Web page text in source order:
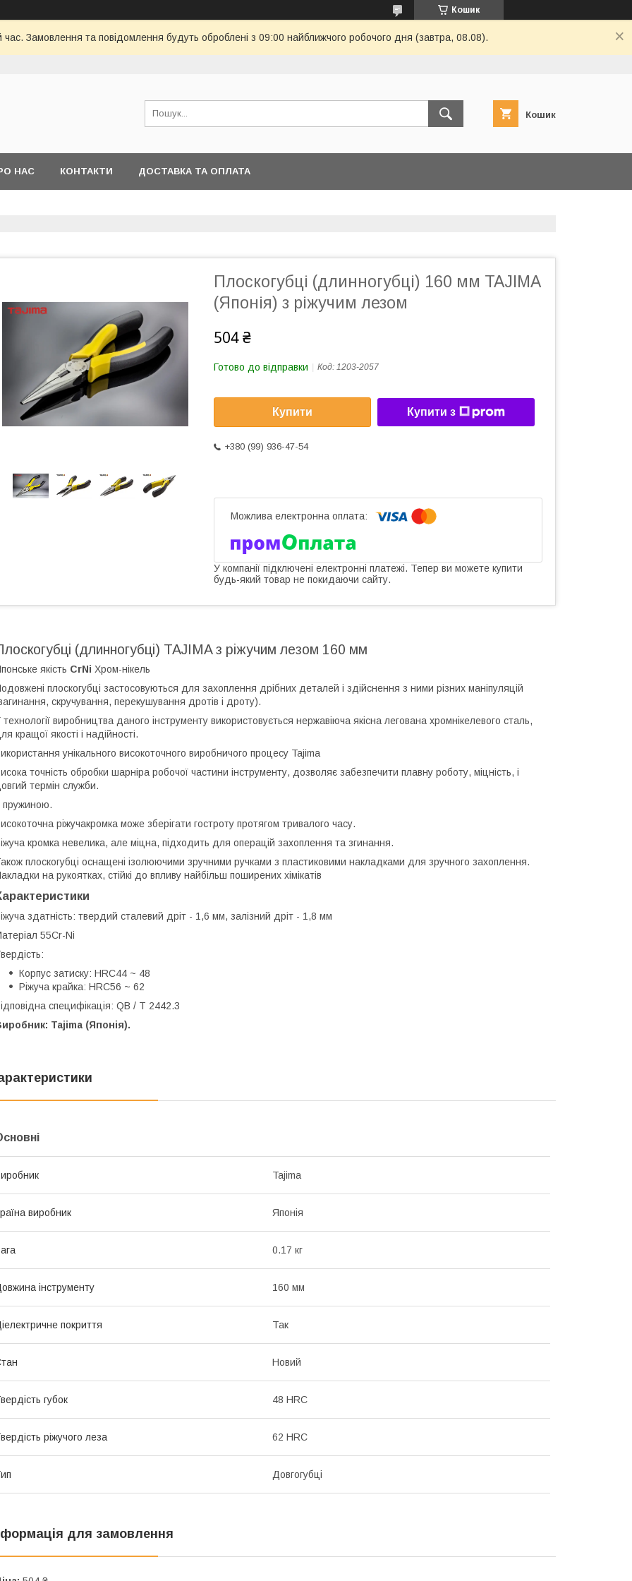
Кошик
час. Замовлення та повідомлення будуть оброблені з 09:00 найближчого робочого дня (завтра, 08.08).
Кошик
НАС КОНТАКТИ ДОСТАВКА ТА ОПЛАТА
Плоскогубці (длинногубці) 160 мм TAJIMA
(Японія) з ріжучим лезом
504 ₴
Готово до відправки Код: 1203-2057
Купити Купити з
+380 (99) 936-47-54
У компанії підключені електронні платежі. Тепер ви можете купити
будь-який товар не покидаючи сайту.
(длинногубці) TAJIMA з ріжучим лезом 160 мм
якість CrNi Хром-нікель
плоскогубці застосовуються для захоплення дрібних деталей і здійснення з ними різних маніпуляцій
скручування, перекушування дротів і дроту).
технології виробництва даного інструменту використовується нержавіюча якісна легована хромнікелевого сталь,
кращої якості і надійності.
унікального високоточного виробничого процесу Tajima
точність обробки шарніра робочої частини інструменту, дозволяє забезпечити плавну роботу, міцність, і
термін служби.
пружиною.
ріжучакромка може зберігати гостроту протягом тривалого часу.
кромка невелика, але міцна, підходить для операцій захоплення та згинання.
плоскогубці оснащені ізолюючими зручними ручками з пластиковими накладками для зручного захоплення.
на рукоятках, стійкі до впливу найбільш поширених хімікатів
здатність: твердий сталевий дріт - 1,6 мм, залізний дріт - 1,8 мм
55Cr-Ni
Корпус затиску: HRC44 ~ 48
Ріжуча крайка: HRC56 ~ 62
специфікація: QB / T 2442.3
Tajima (Японія).
Tajima
виробник Японія
0.17 кг
інструменту 160 мм
покриття Так
Новий
губок 48 HRC
ріжучого леза 62 HRC
Довгогубці
для замовлення